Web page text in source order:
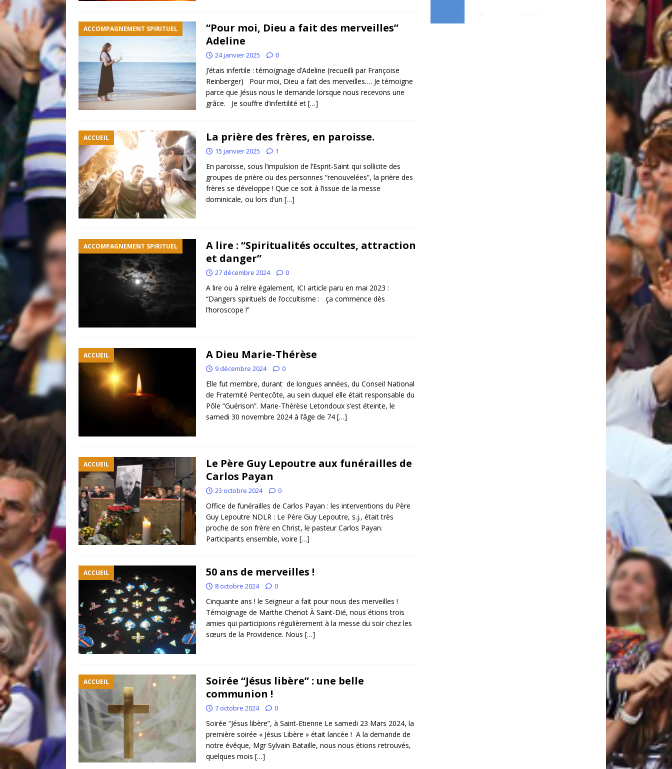
ACCOMPAGNEMENT SPIRITUEL
“Pour moi, Dieu a fait des merveilles”
Adeline
24 janvier 2025 0
J’étais infertile : témoignage d’Adeline (recueilli par Françoise
Reinberger) Pour moi, Dieu a fait des merveilles…. Je témoigne
parce que Jésus nous le demande lorsque nous recevons une
grâce. Je souffre d’infertilité et […]
ACCUEIL La prière des frères, en paroisse.
15 janvier 2025 1
En paroisse, sous l’impulsion de l’Esprit-Saint qui sollicite des
groupes de prière ou des personnes “renouvelées”, la prière des
frères se développe ! Que ce soit à l’issue de la messe
dominicale, ou lors d’un […]
ACCOMPAGNEMENT SPIRITUEL
A lire : “Spiritualités occultes, attraction
et danger”
27 décembre 2024 0
A lire ou à relire également, ICI article paru en mai 2023 :
“Dangers spirituels de l’occultisme : ça commence dès
l’horoscope !”
ACCUEIL A Dieu Marie-Thérèse
9 décembre 2024 0
Elle fut membre, durant de longues années, du Conseil National
de Fraternité Pentecôte, au sein duquel elle était responsable du
Pôle “Guérison”. Marie-Thérèse Letondoux s’est éteinte, le
samedi 30 novembre 2024 à l’âge de 74 […]
ACCUEIL
Le Père Guy Lepoutre aux funérailles de
Carlos Payan
23 octobre 2024 0
Office de funérailles de Carlos Payan : les interventions du Père
Guy Lepoutre NDLR : Le Père Guy Lepoutre, s.j., était très
proche de son frère en Christ, le pasteur Carlos Payan.
Participants ensemble, voire […]
ACCUEIL 50 ans de merveilles !
8 octobre 2024 0
Cinquante ans ! le Seigneur a fait pour nous des merveilles !
Témoignage de Marthe Chenot À Saint-Dié, nous étions trois
amies qui participions régulièrement à la messe du soir chez les
sœurs de la Providence. Nous […]
ACCUEIL
Soirée “Jésus libère” : une belle
communion !
7 octobre 2024 0
Soirée “Jésus libère”, à Saint-Etienne Le samedi 23 Mars 2024, la
première soirée « Jésus Libère » était lancée ! A la demande de
notre évêque, Mgr Sylvain Bataille, nous nous étions retrouvés,
quelques mois […]